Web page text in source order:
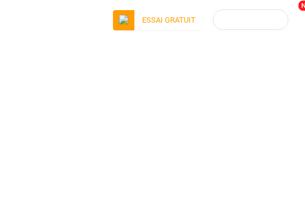
ESSAI GRATUIT